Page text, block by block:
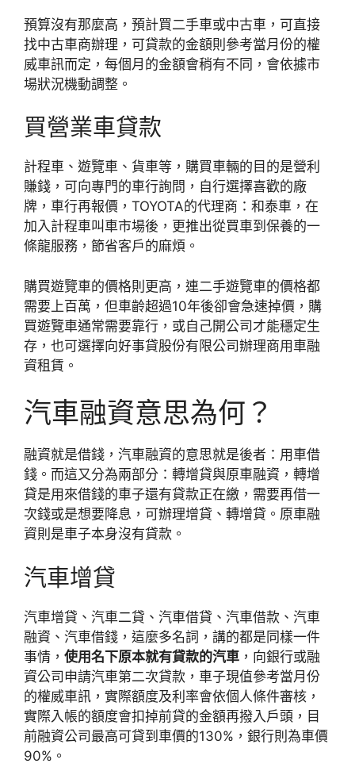
預算沒有那麼高，預計買二手車或中古車，可直接
找中古車商辦理，可貸款的金額則參考當月份的權
威車訊而定，每個月的金額會稍有不同，會依據市
場狀況機動調整。
買營業車貸款
計程車、遊覽車、貨車等，購買車輛的目的是營利
賺錢，可向專門的車行詢問，自行選擇喜歡的廠
牌，車行再報價，TOYOTA的代理商：和泰車，在
加入計程車叫車市場後，更推出從買車到保養的一
條龍服務，節省客戶的麻煩。
購買遊覽車的價格則更高，連二手遊覽車的價格都
需要上百萬，但車齡超過10年後卻會急速掉價，購
買遊覽車通常需要靠行，或自己開公司才能穩定生
存，也可選擇向好事貸股份有限公司辦理商用車融
資租賃。
汽車融資意思為何？
融資就是借錢，汽車融資的意思就是後者：用車借
錢。而這又分為兩部分：轉增貸與原車融資，轉增
貸是用來借錢的車子還有貸款正在繳，需要再借一
次錢或是想要降息，可辦理增貸、轉增貸。原車融
資則是車子本身沒有貸款。
汽車增貸
汽車增貸、汽車二貸、汽車借貸、汽車借款、汽車
融資、汽車借錢，這麼多名詞，講的都是同樣一件
事情， 使用名下原本就有貸款的汽車 ，向銀行或融
資公司申請汽車第二次貸款，車子現值參考當月份
的權威車訊，實際額度及利率會依個人條件審核，
實際入帳的額度會扣掉前貸的金額再撥入戶頭，目
前融資公司最高可貸到車價的130%，銀行則為車價
90%。